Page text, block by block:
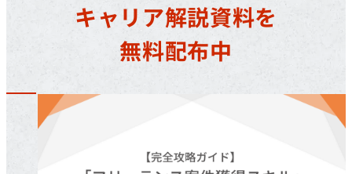
キャリア解説資料を
無料配布中